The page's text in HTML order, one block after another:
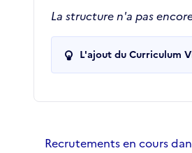
La structure n'a pas
L'ajout du Curriculum
Recrutements de
Recrutements en cours